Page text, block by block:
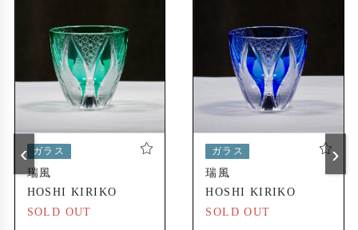
ガラス
瑞風
HOSHI KIRIKO
SOLD OUT
ガラス
瑞風
HOSHI KIRIKO
SOLD OUT
‹ ›